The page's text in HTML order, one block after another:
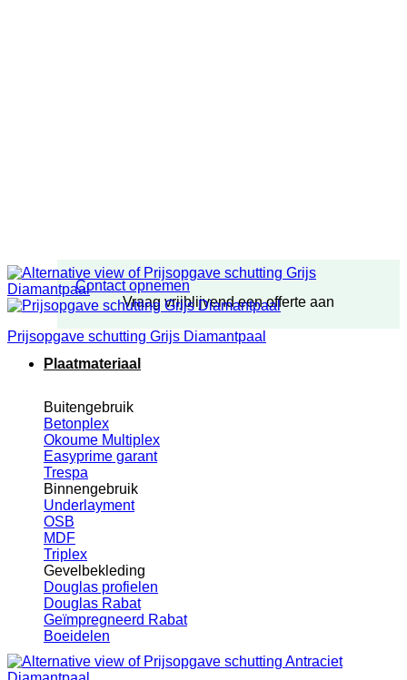
Contact opnemen
Vraag vrijblijvend een offerte aan
Plaatmateriaal
Buitengebruik
Betonplex
Okoume Multiplex
Easyprime garant
Trespa
Binnengebruik
Underlayment
OSB
MDF
Triplex
Gevelbekleding
Douglas profielen
Douglas Rabat
Geïmpregneerd Rabat
Boeidelen
Prijsopgave schutting Grijs Diamantpaal